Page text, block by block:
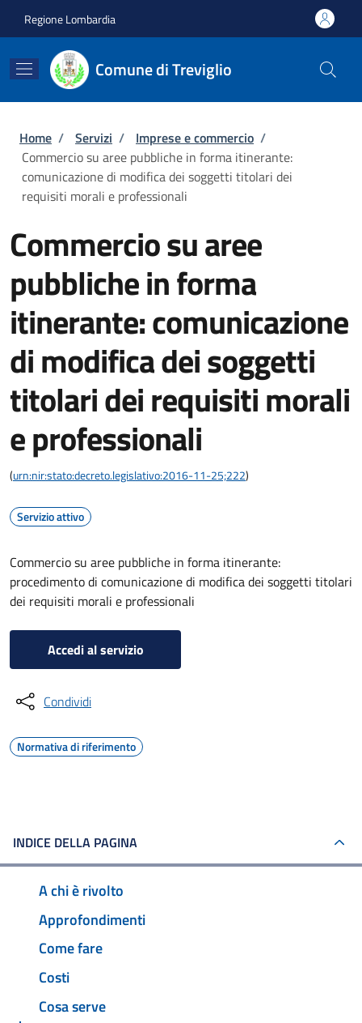
Regione Lombardia
Comune di Treviglio
Briciole di pane
Home / Servizi / Imprese e commercio /
Commercio su aree pubbliche in forma itinerante:
comunicazione di modifica dei soggetti titolari dei
requisiti morali e professionali
Commercio su aree
pubbliche in forma
itinerante: comunicazione
di modifica dei soggetti
titolari dei requisiti morali
e professionali
(urn:nir:stato:decreto.legislativo:2016-11-25;222)
Servizio attivo
Commercio su aree pubbliche in forma itinerante:
procedimento di comunicazione di modifica dei soggetti titolari
dei requisiti morali e professionali
Accedi al servizio
Condividi
Normativa di riferimento
INDICE DELLA PAGINA
A chi è rivolto
Approfondimenti
Come fare
Costi
Cosa serve